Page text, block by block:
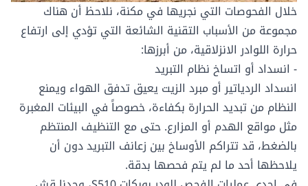
خلال الفحوصات التي نجريها في مكنة، نلاحظ أن هناك
مجموعة من الأسباب التقنية الشائعة التي تؤدي إلى ارتفاع
حرارة اللوادر الانزلاقية، من أبرزها:
- انسداد أو اتساخ نظام التبريد
انسداد الردياتير أو مبرد الزيت يعيق تدفق الهواء ويمنع
النظام من تبديد الحرارة بكفاءة، خصوصاً في البيئات المغبرة
مثل مواقع الهدم أو المزارع. حتى مع التنظيف المنتظم
بالضغط، قد تتراكم الأوساخ بين زعانف التبريد دون أن
يلاحظها أحد ما لم يتم فحصها بدقة.